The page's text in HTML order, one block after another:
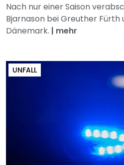
Nach nur einer Saison
Bjarnason bei Greuther
Dänemark. | mehr
UNFALL